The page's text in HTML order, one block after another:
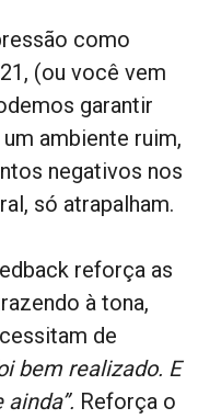
como
(ou você vem
garantir
ambiente ruim,
negativos nos
só atrapalham.
reforça as
à tona,
de
bem realizado. E
Reforça o